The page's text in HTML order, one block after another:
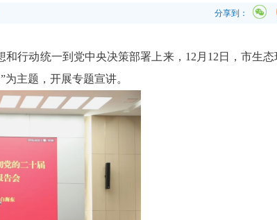
分享到：
行动统一到党中央决策部署上来，12月12日，市生
主题，开展专题宣讲。